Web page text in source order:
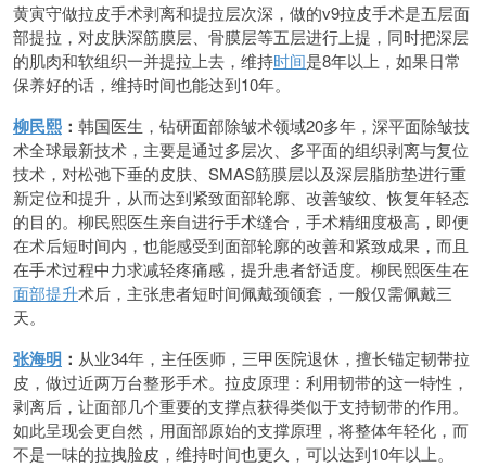
黄寅守做拉皮手术剥离和提拉层次深，做的v9拉皮手术是五层面
部提拉，对皮肤深筋膜层、骨膜层等五层进行上提，同时把深层
的肌肉和软组织一并提拉上去，维持时间是8年以上，如果日常
保养好的话，维持时间也能达到10年。
柳民熙 ： 韩国医生，钻研面部除皱术领域20多年，深平面除皱技
术全球最新技术，主要是通过多层次、多平面的组织剥离与复位
技术，对松弛下垂的皮肤、SMAS筋膜层以及深层脂肪垫进行重
新定位和提升，从而达到紧致面部轮廓、改善皱纹、恢复年轻态
的目的。柳民熙医生亲自进行手术缝合，手术精细度极高，即便
在术后短时间内，也能感受到面部轮廓的改善和紧致成果，而且
在手术过程中力求减轻疼痛感，提升患者舒适度。柳民熙医生在
面部提升术后，主张患者短时间佩戴颈颌套，一般仅需佩戴三
天。
张海明 ： 从业34年，主任医师，三甲医院退休，擅长锚定韧带拉
皮，做过近两万台整形手术。拉皮原理：利用韧带的这一特性，
剥离后，让面部几个重要的支撑点获得类似于支持韧带的作用。
如此呈现会更自然，用面部原始的支撑原理，将整体年轻化，而
不是一味的拉拽脸皮，维持时间也更久，可以达到10年以上。